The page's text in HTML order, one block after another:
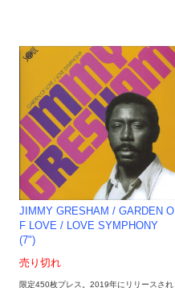
JIMMY GRESHAM ‎/ GARDEN O
F LOVE / LOVE SYMPHONY
(7")
売り切れ
限定450枚プレス。2019年にリリースされ